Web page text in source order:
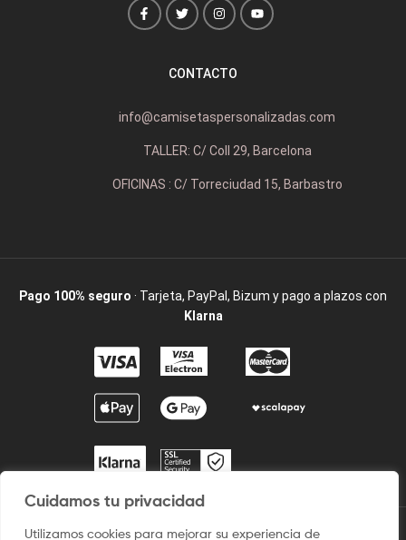
Cuidamos tu privacidad
Utilizamos cookies para mejorar su experiencia de
CONTACTO
info@camisetaspersonalizadas.com
TALLER: C/ Coll 29, Barcelona
OFICINAS : C/ Torreciudad 15, Barbastro
Pago 100% seguro · Tarjeta, PayPal, Bizum y pago a plazos con
Klarna